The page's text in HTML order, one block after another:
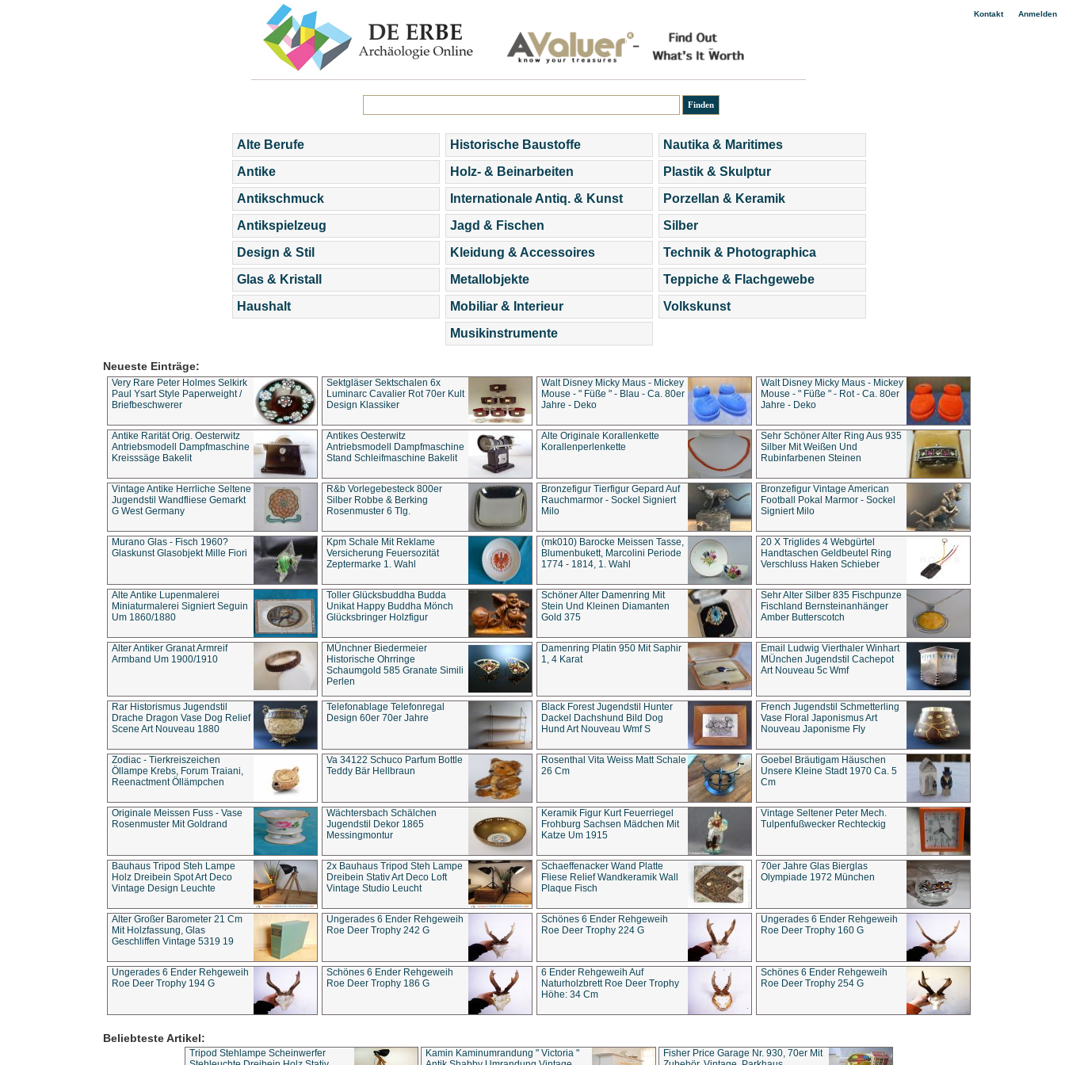
Kontakt| Anmelden
Alte Berufe
Antike
Antikschmuck
Antikspielzeug
Design & Stil
Glas & Kristall
Haushalt
Historische Baustoffe
Holz- & Beinarbeiten
Internationale Antiq. & Kunst
Jagd & Fischen
Kleidung & Accessoires
Metallobjekte
Mobiliar & Interieur
Musikinstrumente
Nautika & Maritimes
Plastik & Skulptur
Porzellan & Keramik
Silber
Technik & Photographica
Teppiche & Flachgewebe
Volkskunst
Neueste Einträge:
Very Rare Peter Holmes Selkirk
Paul Ysart Style Paperweight /
Briefbeschwerer
Sektgläser Sektschalen 6x
Luminarc Cavalier Rot 70er Kult
Design Klassiker
Walt Disney Micky Maus - Mickey
Mouse - " Füße " - Blau - Ca. 80er
Jahre - Deko
Walt Disney Micky Maus - Mickey
Mouse - " Füße " - Rot - Ca. 80er
Jahre - Deko
Antike Rarität Orig. Oesterwitz
Antriebsmodell Dampfmaschine
Kreisssäge Bakelit
Antikes Oesterwitz
Antriebsmodell Dampfmaschine
Stand Schleifmaschine Bakelit
Alte Originale Korallenkette
Korallenperlenkette
Sehr Schöner Alter Ring Aus 935
Silber Mit Weißen Und
Rubinfarbenen Steinen
Vintage Antike Herrliche Seltene
Jugendstil Wandfliese Gemarkt
G West Germany
R&b Vorlegebesteck 800er
Silber Robbe & Berking
Rosenmuster 6 Tlg.
Bronzefigur Tierfigur Gepard Auf
Rauchmarmor - Sockel Signiert
Milo
Bronzefigur Vintage American
Football Pokal Marmor - Sockel
Signiert Milo
Murano Glas - Fisch 1960?
Glaskunst Glasobjekt Mille Fiori
Kpm Schale Mit Reklame
Versicherung Feuersozität
Zeptermarke 1. Wahl
(mk010) Barocke Meissen Tasse,
Blumenbukett, Marcolini Periode
1774 - 1814, 1. Wahl
20 X Triglides 4 Webgürtel
Handtaschen Geldbeutel Ring
Verschluss Haken Schieber
Alte Antike Lupenmalerei
Miniaturmalerei Signiert Seguin
Um 1860/1880
Toller Glücksbuddha Budda
Unikat Happy Buddha Mönch
Glücksbringer Holzfigur
Schöner Alter Damenring Mit
Stein Und Kleinen Diamanten
Gold 375
Sehr Alter Silber 835 Fischpunze
Fischland Bernsteinanhänger
Amber Butterscotch
Alter Antiker Granat Armreif
Armband Um 1900/1910
MÜnchner Biedermeier
Historische Ohrringe
Schaumgold 585 Granate Simili
Perlen
Damenring Platin 950 Mit Saphir
1, 4 Karat
Email Ludwig Vierthaler Winhart
MÜnchen Jugendstil Cachepot
Art Nouveau 5c Wmf
Rar Historismus Jugendstil
Drache Dragon Vase Dog Relief
Scene Art Nouveau 1880
Telefonablage Telefonregal
Design 60er 70er Jahre
Black Forest Jugendstil Hunter
Dackel Dachshund Bild Dog
Hund Art Nouveau Wmf S
French Jugendstil Schmetterling
Vase Floral Japonismus Art
Nouveau Japonisme Fly
Zodiac - Tierkreiszeichen
Öllampe Krebs, Forum Traiani,
Reenactment Öllämpchen
Va 34122 Schuco Parfum Bottle
Teddy Bär Hellbraun
Rosenthal Vita Weiss Matt Schale
26 Cm
Goebel Bräutigam Häuschen
Unsere Kleine Stadt 1970 Ca. 5
Cm
Originale Meissen Fuss - Vase
Rosenmuster Mit Goldrand
Wächtersbach Schälchen
Jugendstil Dekor 1865
Messingmontur
Keramik Figur Kurt Feuerriegel
Frohburg Sachsen Mädchen Mit
Katze Um 1915
Vintage Seltener Peter Mech.
Tulpenfußwecker Rechteckig
Bauhaus Tripod Steh Lampe
Holz Dreibein Spot Art Deco
Vintage Design Leuchte
2x Bauhaus Tripod Steh Lampe
Dreibein Stativ Art Deco Loft
Vintage Studio Leucht
Schaeffenacker Wand Platte
Fliese Relief Wandkeramik Wall
Plaque Fisch
70er Jahre Glas Bierglas
Olympiade 1972 München
Alter Großer Barometer 21 Cm
Mit Holzfassung, Glas
Geschliffen Vintage 5319 19
Ungerades 6 Ender Rehgeweih
Roe Deer Trophy 242 G
Schönes 6 Ender Rehgeweih
Roe Deer Trophy 224 G
Ungerades 6 Ender Rehgeweih
Roe Deer Trophy 160 G
Ungerades 6 Ender Rehgeweih
Roe Deer Trophy 194 G
Schönes 6 Ender Rehgeweih
Roe Deer Trophy 186 G
6 Ender Rehgeweih Auf
Naturholzbrett Roe Deer Trophy
Höhe: 34 Cm
Schönes 6 Ender Rehgeweih
Roe Deer Trophy 254 G
Beliebteste Artikel:
Tripod Stehlampe Scheinwerfer
Kamin Kaminumrandung " Victoria "
Fisher Price Garage Nr. 930, 70er Mit